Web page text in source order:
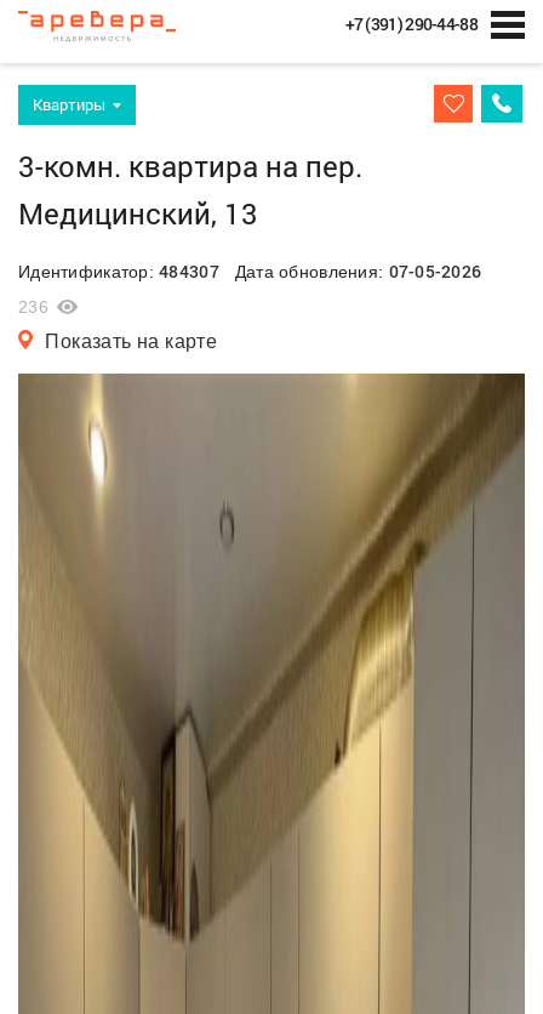
+7 (391) 290-44-88
Квартиры
3-комн. квартира на пер.
Медицинский, 13
Идентификатор:484307Дата обновления: 07-05-2026
236
Показать на карте